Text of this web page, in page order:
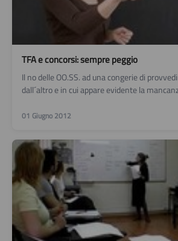
TFA e concorsi: sempre peggio
Il no delle OO.SS. ad una congerie di
dall´altro e in cui appare evidente la
01 Giugno 2012